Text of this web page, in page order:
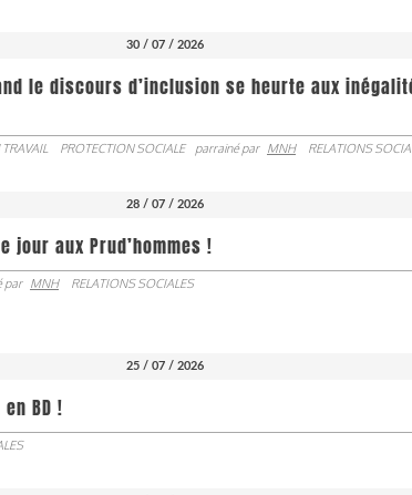
30 / 07 / 2026
le discours d’inclusion se heurte aux
PROTECTION SOCIALE parrainé par MNH RELATIONS
28 / 07 / 2026
jour aux Prud’hommes !
par MNH
RELATIONS SOCIALES
25 / 07 / 2026
BD !